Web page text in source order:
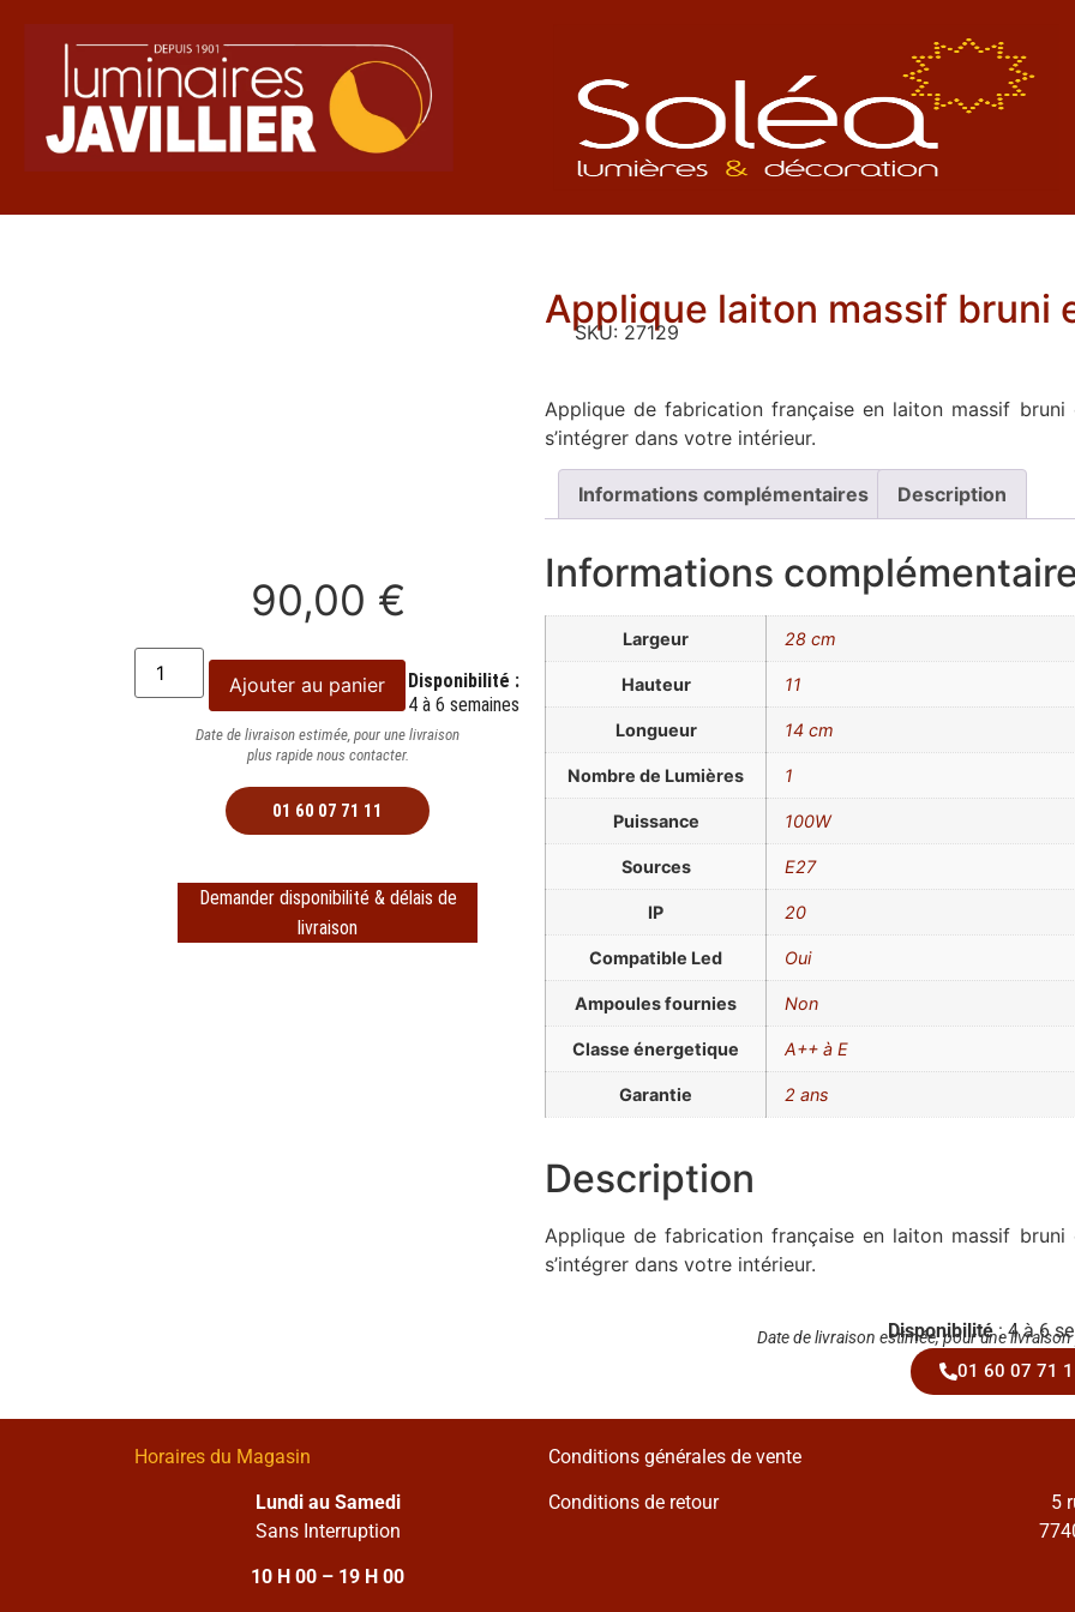
90,00 €
Ajouter au panier
Disponibilité :
4 à 6 semaines
Date de livraison estimée, pour une livraison
plus rapide nous contacter.
01 60 07 71 11
Demander disponibilité & délais de
livraison
Applique laiton massif bruni
SKU: 27129
Applique de fabrication française en laiton massif
s’intégrer dans votre intérieur.
Informations complémentaires Description
Informations
Largeur 28 cm
Hauteur 11
Longueur 14 cm
Nombre de Lumières 1
Puissance 100W
Sources E27
IP 20
Compatible Led Oui
Ampoules fournies Non
Classe énergetique A++ à E
Garantie 2 ans
Description
Applique de fabrication française en laiton massif
s’intégrer dans votre intérieur.
Disponibilité: 4 à 6
Date de livraison estimée, pour une
01 60 07 71
Horaires du Magasin
Lundi au Samedi
Sans Interruption
10 H 00 – 19 H 00
Conditions générales de vente
Conditions de retour
5